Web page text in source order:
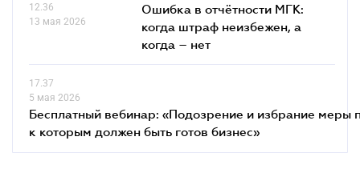
12.36
13 мая 2026
Ошибка в отчётности МГК:
когда штраф неизбежен, а
когда – нет
17.37
5 мая 2026
Бесплатный вебинар: «Подозрение и избрание меры
к которым должен быть готов бизнес»